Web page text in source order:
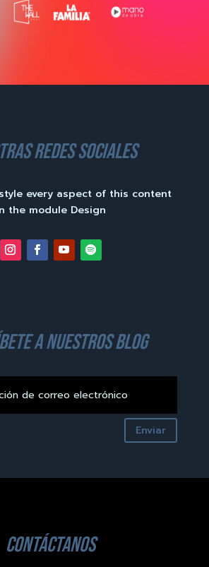
redes sociales
every aspect of this content
the module Design
a nuestros blog
Enviar
contáctanos